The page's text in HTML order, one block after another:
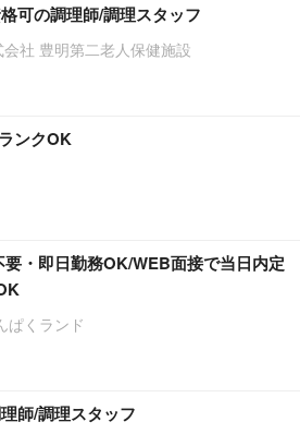
可の調理師/調理スタッフ
社 豊明第二老人保健施設
ンクOK
・即日勤務OK/WEB面接で当日内定
ぱくランド
師/調理スタッフ